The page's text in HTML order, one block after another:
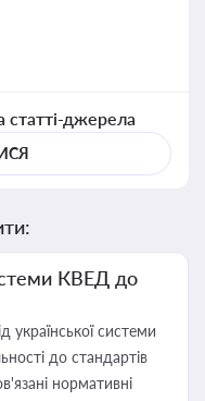
статті-джерела
КВЕД до
української системи
до стандартів
нормативні